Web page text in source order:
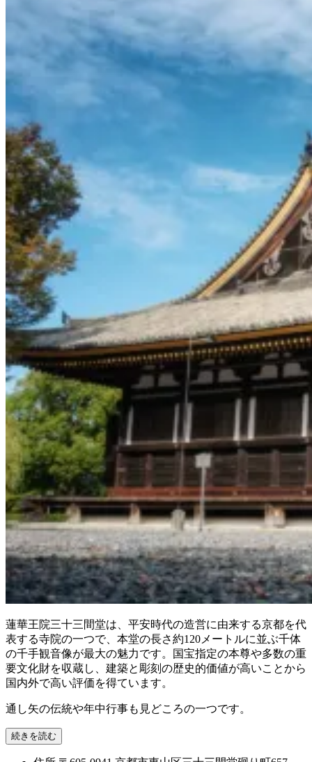
蓮華王院三十三間堂は、平安時代の造営に由来する京都を代
表する寺院の一つで、本堂の長さ約120メートルに並ぶ千体
の千手観音像が最大の魅力です。国宝指定の本尊や多数の重
要文化財を収蔵し、建築と彫刻の歴史的価値が高いことから
国内外で高い評価を得ています。
通し矢の伝統や年中行事も見どころの一つです。
続きを読む